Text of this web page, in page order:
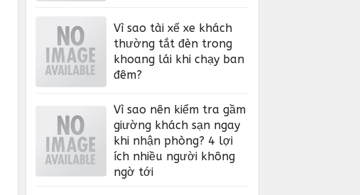
Vì sao tài xế xe khách
thường tắt đèn trong
khoang lái khi chạy ban
đêm?
Vì sao nên kiểm tra gầm
giường khách sạn ngay
khi nhận phòng? 4 lợi
ích nhiều người không
ngờ tới